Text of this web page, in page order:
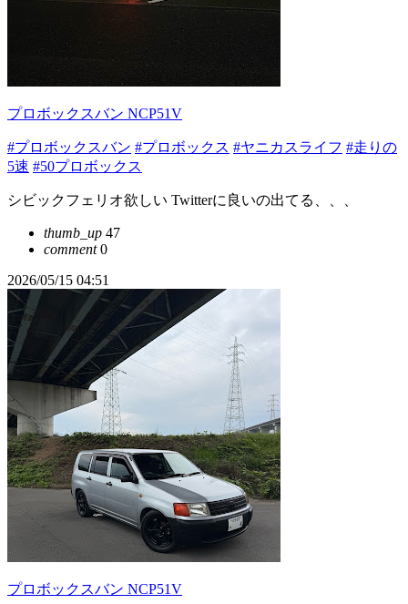
プロボックスバン NCP51V
#プロボックスバン #プロボックス #ヤニカスライフ #走りの
5速 #50プロボックス
シビックフェリオ欲しい Twitterに良いの出てる、、、
thumb_up 47
comment0
2026/05/15 04:51
プロボックスバン NCP51V